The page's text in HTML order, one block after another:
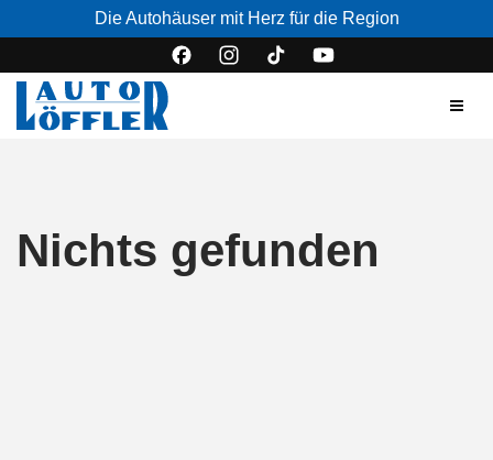
Die Autohäuser mit Herz für die Region
Nichts gefunden